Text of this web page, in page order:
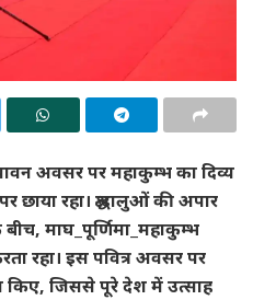
अवसर पर महाकुम्भ का दिव्य
रहा। श्रद्धालुओं की अपार
माघ_पूर्णिमा_महाकुम्भ
रहा। इस पवित्र अवसर पर
जिससे पूरे देश में उत्साह